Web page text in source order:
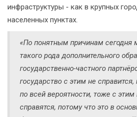
инфраструктуры - как в крупных
населенных пунктах.
«По понятным причинам сегодня
такого рода дополнительного
государственно-частного
государство с этим не
по всей вероятности, тоже с этим
справятся, потому что это в